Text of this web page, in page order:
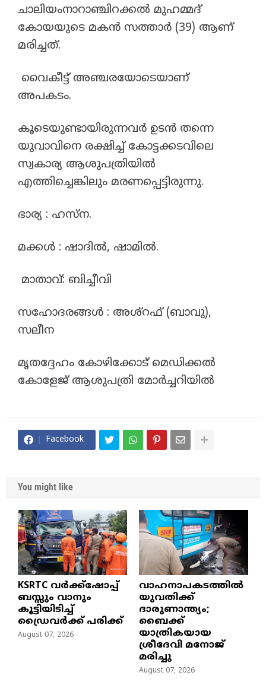
ചാലിയംനാറാഞ്ചിറക്കൽ മുഹമ്മദ്
കോയയുടെ മകൻ സത്താർ (39) ആണ്
മരിച്ചത്.
വൈകീട്ട് അഞ്ചരയോടെയാണ്
അപകടം.
കൂടെയുണ്ടായിരുന്നവർ ഉടൻ തന്നെ
യുവാവിനെ രക്ഷിച്ച് കോട്ടക്കടവിലെ
സ്വകാര്യ ആശുപത്രിയിൽ
എത്തിച്ചെങ്കിലും മരണപ്പെട്ടിരുന്നു.
ഭാര്യ : ഹസ്‌ന.
മക്കൾ : ഷാദിൽ, ഷാമിൽ.
മാതാവ്: ബിച്ചീവി
സഹോദരങ്ങൾ : അശ്‌റഫ് (ബാവു),
സലീന
മൃതദ്ദേഹം കോഴിക്കോട് മെഡിക്കൽ
കോളേജ് ആശുപത്രി മോർച്ചറിയിൽ
Facebook
You might like
KSRTC വർക്ക്ഷോപ്പ്
ബസ്സും വാനും
കൂട്ടിയിടിച്ച്
ഡ്രൈവർക്ക് പരിക്ക്
August 07, 2026
വാഹനാപകടത്തിൽ
യുവതിക്ക്
ദാരുണാന്ത്യം;
ബൈക്ക്
യാത്രികയായ
ശ്രീദേവി മനോജ്
മരിച്ചു
August 07, 2026